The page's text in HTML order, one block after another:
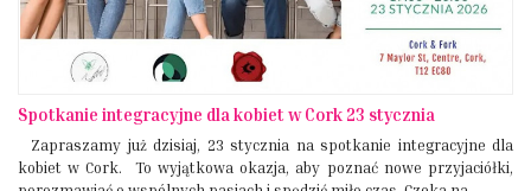
Spotkanie integracyjne dla kobiet w Cork 23 stycznia
Zapraszamy już dzisiaj, 23 stycznia na spotkanie integracyjne dla
kobiet w Cork. To wyjątkowa okazja, aby poznać nowe przyjaciółki,